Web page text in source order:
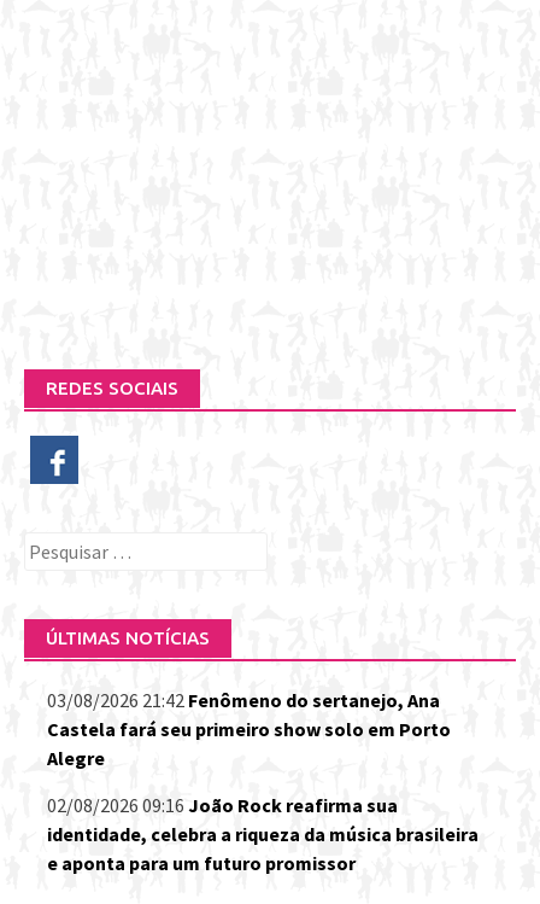
REDES SOCIAIS
Pesquisar
ÚLTIMAS NOTÍCIAS
03/08/2026 21:42 Fenômeno do sertanejo, Ana
Castela fará seu primeiro show solo em Porto
Alegre
02/08/2026 09:16 João Rock reafirma sua
identidade, celebra a riqueza da música brasileira
e aponta para um futuro promissor